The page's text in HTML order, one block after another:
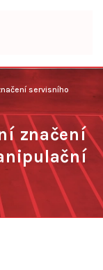
servisního
značení